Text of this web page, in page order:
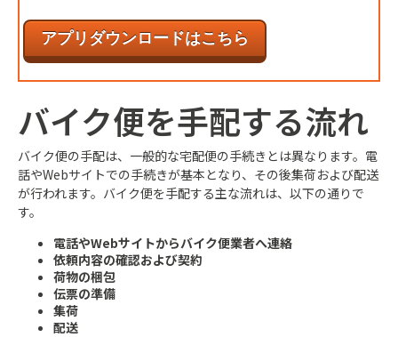
アプリダウンロードはこちら
バイク便を手配する流れ
バイク便の手配は、一般的な宅配便の手続きとは異なります。電
話やWebサイトでの手続きが基本となり、その後集荷および配送
が行われます。バイク便を手配する主な流れは、以下の通りで
す。
電話やWebサイトからバイク便業者へ連絡
依頼内容の確認および契約
荷物の梱包
伝票の準備
集荷
配送